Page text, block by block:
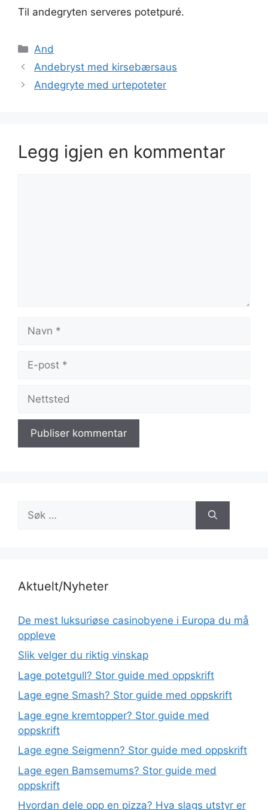
Til andegryten serveres potetpuré.
Kategorier
And
Andebryst med kirsebærsaus
Andegryte med urtepoteter
Legg igjen en kommentar
post
etter:
Aktuelt/Nyheter
De mest luksuriøse casinobyene i Europa du må
oppleve
Slik velger du riktig vinskap
Lage potetgull? Stor guide med oppskrift
Lage egne Smash? Stor guide med oppskrift
Lage egne kremtopper? Stor guide med
oppskrift
Lage egne Seigmenn? Stor guide med oppskrift
Lage egen Bamsemums? Stor guide med
oppskrift
Hvordan dele opp en pizza? Hva slags utstyr er